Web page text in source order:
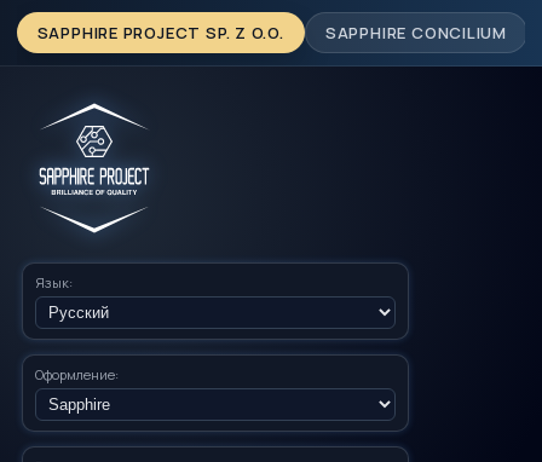
SAPPHIRE PROJECT SP. Z O.O. SAPPHIRE CONCILIUM
Язык:
Оформление: